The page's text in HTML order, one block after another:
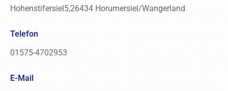
Hohenstifersiel5,26434 Horumersiel/Wangerland
Telefon
01575-4702953
E-Mail